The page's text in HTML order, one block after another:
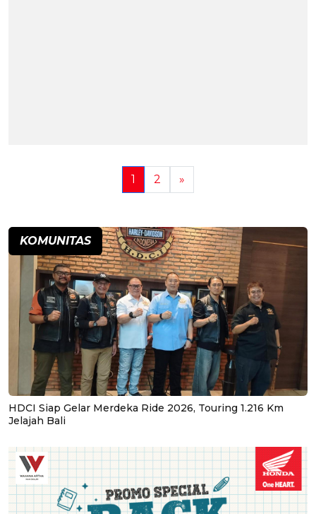
1 2 »
KOMUNITAS
HDCI Siap Gelar Merdeka Ride 2026, Touring 1.216 Km
Jelajah Bali